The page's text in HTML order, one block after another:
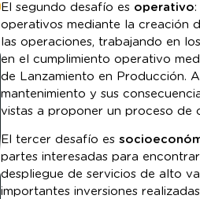
El segundo desafío es operativo
operativos mediante la creación
las operaciones, trabajando en
en el cumplimiento operativo
de Lanzamiento en Producción.
mantenimiento y sus
vistas a proponer un proceso de
El tercer desafío es
partes interesadas para
despliegue de servicios de alto
importantes inversiones